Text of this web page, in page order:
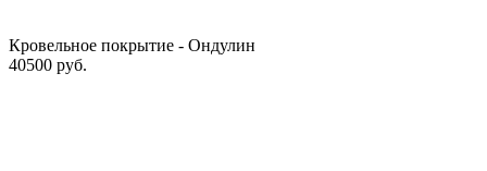
Кровельное покрытие - Ондулин
40500 руб.